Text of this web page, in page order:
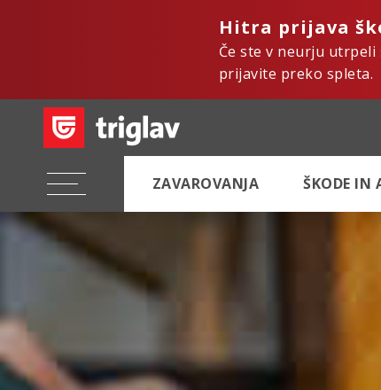
Hitra prijava
Če ste v neurju
prijavite preko spleta.
ZAVAROVANJA ŠKODE IN